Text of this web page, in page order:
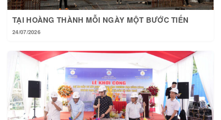
TẠI HOÀNG THÀNH MỖI NGÀY MỘT BƯỚC TIẾN
24/07/2026